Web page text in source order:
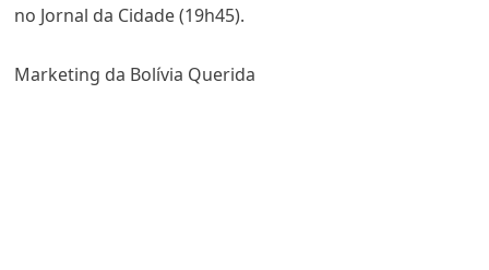
no Jornal da Cidade (19h45).
Marketing da Bolívia Querida